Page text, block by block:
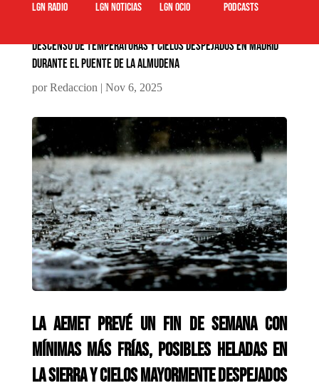
LGN Radio LGN Noticias LGN ocio podcasts
Descenso de temperaturas y cielos despejados en Madrid
durante el puente de La Almudena
porRedaccion| Nov 6, 2025
La AEMET prevé un fin de semana con
mínimas más frías, posibles heladas en
la Sierra y cielos mayormente despejados